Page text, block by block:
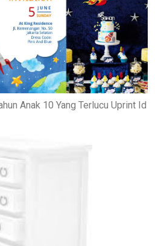
Anak 10 Yang Terlucu Uprint Id